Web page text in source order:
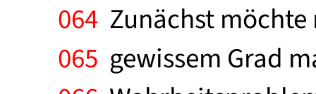
064 Zunächst
065 gewissem Grad